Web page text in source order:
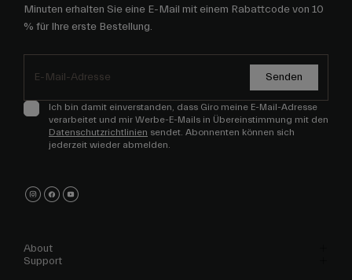
Minuten erhalten Sie eine E-Mail mit einem Rabattcode von 10
% für Ihre erste Bestellung.
Senden
Ich bin damit einverstanden, dass Giro meine E-Mail-Adresse
verarbeitet und mir Werbe-E-Mails in Übereinstimmung mit den
Datenschutzrichtlinien sendet. Abonnenten können sich
jederzeit wieder abmelden.
About
Support